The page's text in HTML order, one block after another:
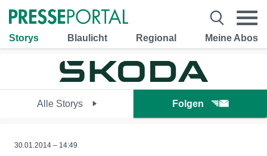
Storys Blaulicht Regional Meine Abos
Alle Storys Folgen
30.01.2014 – 14:49